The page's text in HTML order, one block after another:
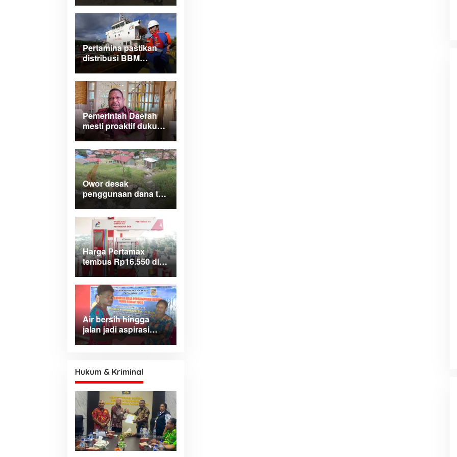
tiga lokasi proyek di
Manokwari
Pertamina pastikan
distribusi BBM
normal dan lancar di
wilayah Papua
Maluku
Pemerintah Daerah
mesti proaktif dukung
legalitas
pertambangan rakyat
di Papua Barat
Owor desak
penggunaan dana tak
terduga tangani
bencana di Kampung
Coisi
Harga Pertamax
tembus Rp16.550 di
wilayah Papua
Maluku, harga
Biosolar dan Pertalite
tetap
Air bersih hingga
jalan jadi aspirasi
dominan warga Hink,
pembangunan
Hukum & Kriminal